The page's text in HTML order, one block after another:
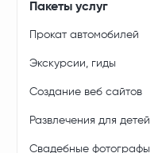
Пакеты услуг
Прокат автомобилей
Экскурсии, гиды
Создание веб сайтов
Развлечения для детей
Свадебные фотографы